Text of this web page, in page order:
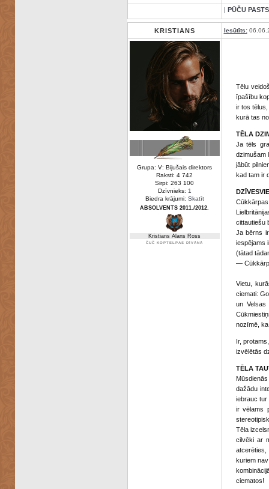
| PŪČU PASTS
KRISTIANS Iesūtīts:
Grupa: V: Bijušais direktors
Raksti: 4 742
Sirpi: 263 100
Dzīvnieks: 1
Biedra krājumi: Skatīt
ABSOLVENTS 2011./2012.
Kristians Alans Ross
ČUČ KOPTELPAS DĪVĀNĀ
Tēlu
īpašību
ir tos
kurā tas
TĒLA
Ja tēls
dzimušam
jābūt
kad tam ir
cittautiešu
Ja bērns
iespējams
(tātad
—
Vietu,
ciemati:
un
nozīmē,
Ir,
izvēlētās
TĒLA
dažādu
iebrauc tur
ir vēlams
Tēla
cilvēki ar
kuriem
ciematos!